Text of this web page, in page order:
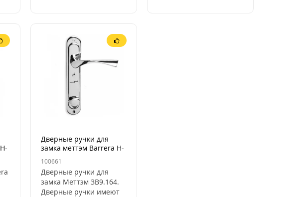
Дверные ручки для
замка меттэм Barrera H-
S-615-L (левосторонняя)
100661
Дверные ручки для
замка Меттэм ЗВ9.164.
Дверные ручки имеют